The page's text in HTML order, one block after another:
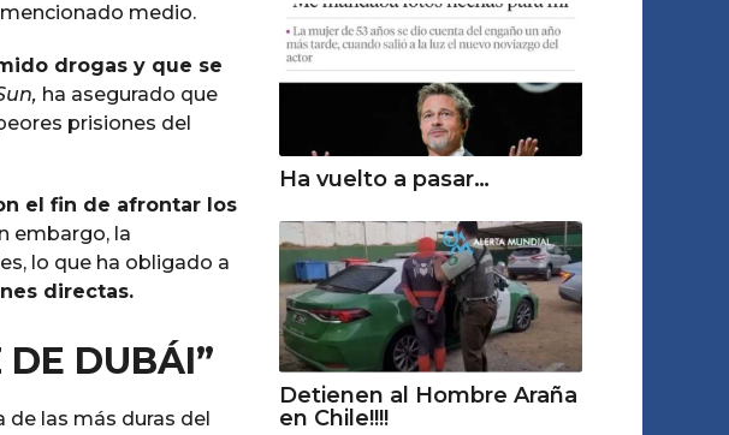
medio.
drogas y que se
ha asegurado que
prisiones del
el fin de afrontar los
embargo, la
lo que ha obligado a
directas.
DUBÁI”
de las más duras del
Ha vuelto a pasar…
Detienen al Hombre Araña
en Chile!!!!